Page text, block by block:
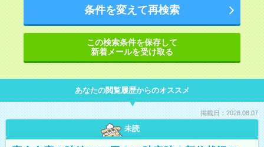
条件を変えて再検索
この検索条件を保存して
新着メールを受け取る
あなたの閲覧履歴からのオススメ
掲載日：2026.08.07
未読